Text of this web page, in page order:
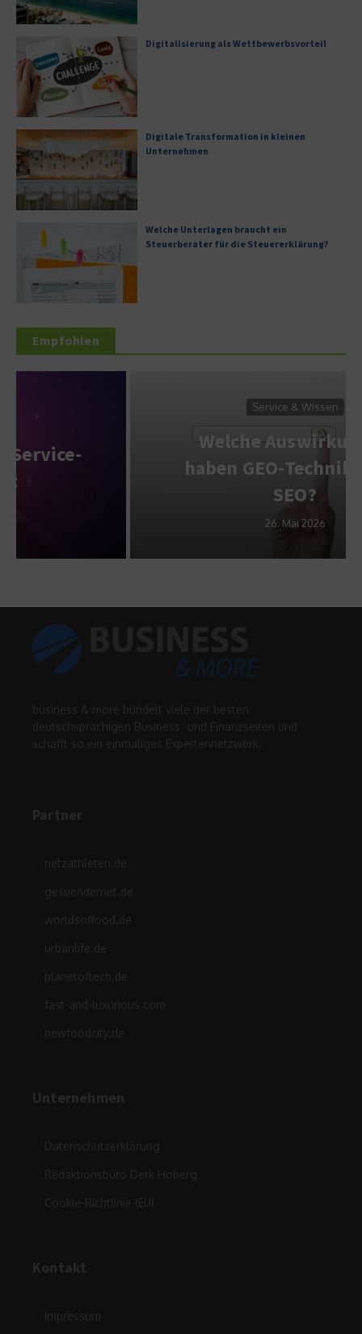
Digitalisierung als Wettbewerbsvorteil
Digitale Transformation in kleinen
Unternehmen
Welche Unterlagen braucht ein
Steuerberater für die Steuererklärung?
Empfohlen
Welche Auswirkungen
haben GEO-Techniken auf
business & more bündelt viele der besten
deutschsprachigen Business -und Finanzseiten und
schafft so ein einmaliges Expertennetzwerk.
Partner
netzathleten.de
gesuendernet.de
worldsoffood.de
urbanlife.de
planetoftech.de
fast-and-luxurious.com
newfoodcity.de
Unternehmen
Datenschutzerklärung
Redaktionsbüro Derk Hoberg
Cookie-Richtlinie (EU)
Kontakt
Impressum